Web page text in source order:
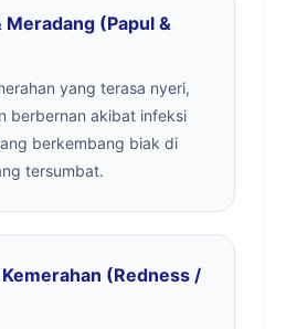
(Papul &
yang terasa nyeri,
berbernan akibat infeksi
berkembang biak di
tersumbat.
(Redness /